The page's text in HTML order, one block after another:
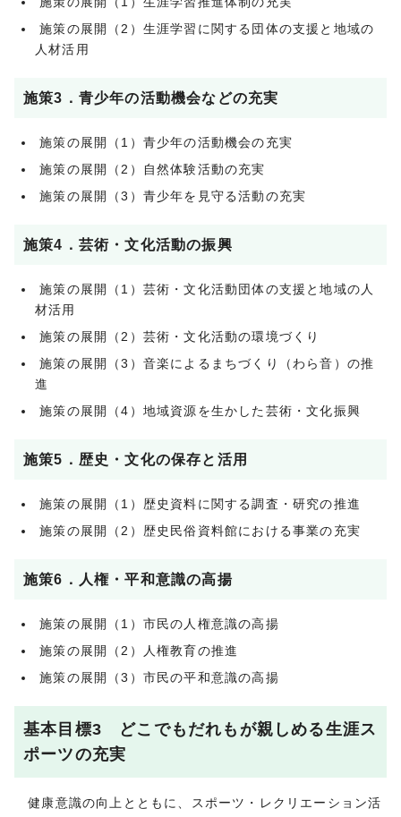
施策の展開（2）生涯学習に関する団体の支援と地域の
人材活用
施策3．青少年の活動機会などの充実
施策の展開（1）青少年の活動機会の充実
施策の展開（2）自然体験活動の充実
施策の展開（3）青少年を見守る活動の充実
施策4．芸術・文化活動の振興
施策の展開（1）芸術・文化活動団体の支援と地域の人
材活用
施策の展開（2）芸術・文化活動の環境づくり
施策の展開（3）音楽によるまちづくり（わら音）の推
進
施策の展開（4）地域資源を生かした芸術・文化振興
施策5．歴史・文化の保存と活用
施策の展開（1）歴史資料に関する調査・研究の推進
施策の展開（2）歴史民俗資料館における事業の充実
施策6．人権・平和意識の高揚
施策の展開（1）市民の人権意識の高揚
施策の展開（2）人権教育の推進
施策の展開（3）市民の平和意識の高揚
基本目標3 どこでもだれもが親しめる生涯ス
ポーツの充実
健康意識の向上とともに、スポーツ・レクリエーション活